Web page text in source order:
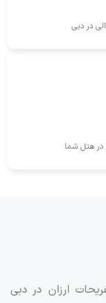
در دبی
در هتل شما
ارزان در دبی